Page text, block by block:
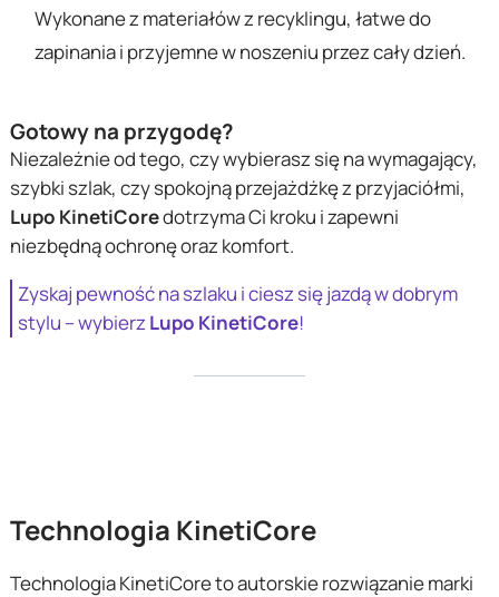
Wykonane z materiałów z recyklingu, łatwe do
zapinania i przyjemne w noszeniu przez cały dzień.
Gotowy na przygodę?
Niezależnie od tego, czy wybierasz się na wymagający,
szybki szlak, czy spokojną przejażdżkę z przyjaciółmi,
Lupo KinetiCoredotrzyma Ci kroku i zapewni
niezbędną ochronę oraz komfort.
Zyskaj pewność na szlaku i ciesz się jazdą w dobrym
stylu – wybierz Lupo KinetiCore!
Technologia KinetiCore
Technologia KinetiCore to autorskie rozwiązanie marki